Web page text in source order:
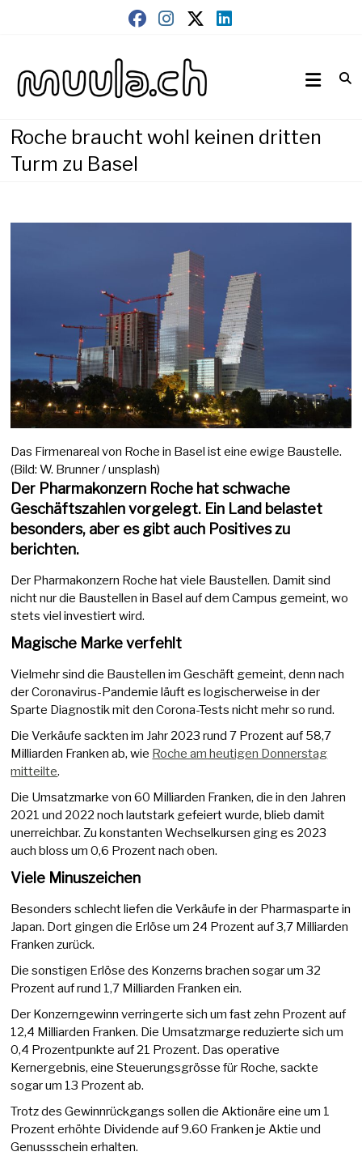
muula.ch
Roche braucht wohl keinen dritten
Turm zu Basel
Das Firmenareal von Roche in Basel ist eine ewige Baustelle.
(Bild: W. Brunner / unsplash)
Der Pharmakonzern Roche hat schwache
Geschäftszahlen vorgelegt. Ein Land belastet
besonders, aber es gibt auch Positives zu
berichten.
Der Pharmakonzern Roche hat viele Baustellen. Damit sind
nicht nur die Baustellen in Basel auf dem Campus gemeint, wo
stets viel investiert wird.
Magische Marke verfehlt
Vielmehr sind die Baustellen im Geschäft gemeint, denn nach
der Coronavirus-Pandemie läuft es logischerweise in der
Sparte Diagnostik mit den Corona-Tests nicht mehr so rund.
Die Verkäufe sackten im Jahr 2023 rund 7 Prozent auf 58,7
Milliarden Franken ab, wie Roche am heutigen Donnerstag
mitteilte.
Die Umsatzmarke von 60 Milliarden Franken, die in den Jahren
2021 und 2022 noch lautstark gefeiert wurde, blieb damit
unerreichbar. Zu konstanten Wechselkursen ging es 2023
auch bloss um 0,6 Prozent nach oben.
Viele Minuszeichen
Besonders schlecht liefen die Verkäufe in der Pharmasparte in
Japan. Dort gingen die Erlöse um 24 Prozent auf 3,7 Milliarden
Franken zurück.
Die sonstigen Erlöse des Konzerns brachen sogar um 32
Prozent auf rund 1,7 Milliarden Franken ein.
Der Konzerngewinn verringerte sich um fast zehn Prozent auf
12,4 Milliarden Franken. Die Umsatzmarge reduzierte sich um
0,4 Prozentpunkte auf 21 Prozent. Das operative
Kernergebnis, eine Steuerungsgrösse für Roche, sackte
sogar um 13 Prozent ab.
Trotz des Gewinnrückgangs sollen die Aktionäre eine um 1
Prozent erhöhte Dividende auf 9.60 Franken je Aktie und
Genussschein erhalten.